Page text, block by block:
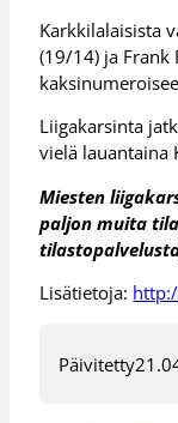
Karkkilalaisista
(19/14) ja Frank
Liigakarsinta
vielä lauantaina
Miesten
paljon muita
Lisätietoja:
Päivitetty